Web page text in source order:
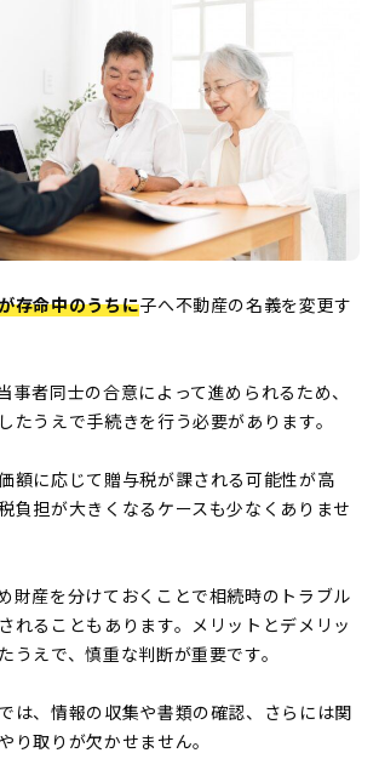
存命中のうちに子へ不動産の名義を変更す
事者同士の合意によって進められるため、
たうえで手続きを行う必要があります。
額に応じて贈与税が課される可能性が高
負担が大きくなるケースも少なくありませ
財産を分けておくことで相続時のトラブル
れることもあります。メリットとデメリッ
うえで、慎重な判断が重要です。
は、情報の収集や書類の確認、さらには関
り取りが欠かせません。